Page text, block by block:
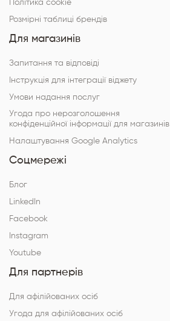
Політика cookie
Розмірні таблиці брендів
Для магазинів
Запитання та відповіді
Інструкція для інтеграції віджету
Умови надання послуг
Угода про нерозголошення
конфіденційної інформації для магазинів
Налаштування Google Analytics
Соцмережі
Блог
LinkedIn
Facebook
Instagram
Youtube
Для партнерів
Для афілійованих осіб
Угода для афілійованих осіб